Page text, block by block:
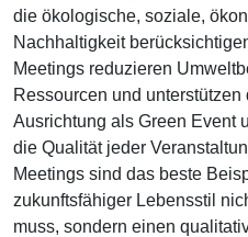
die ökologische, soziale,
Nachhaltigkeit
Meetings reduzieren
Ressourcen und
Ausrichtung als Green Event
die Qualität jeder
Meetings sind das beste
zukunftsfähiger Lebensstil
muss, sondern einen